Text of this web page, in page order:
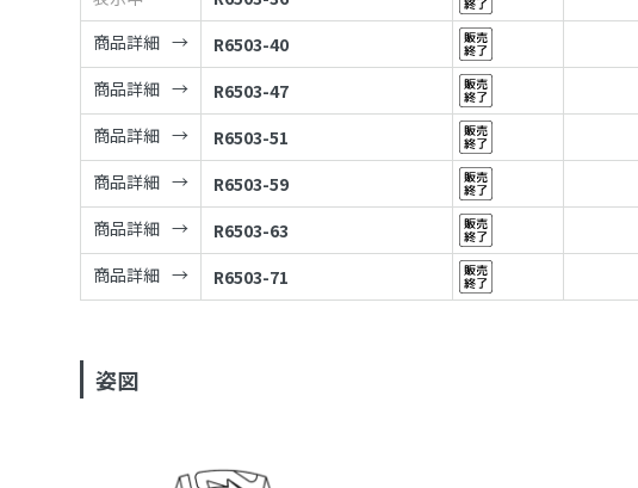
商品詳細
R6503-40
商品詳細
R6503-47
商品詳細
R6503-51
商品詳細
R6503-59
商品詳細
R6503-63
商品詳細
R6503-71
姿図